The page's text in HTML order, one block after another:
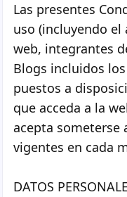
Las presentes
uso (incluyendo el
web, integrantes
Blogs incluidos
puestos a
que acceda a la
acepta someterse
vigentes en cada
DATOS